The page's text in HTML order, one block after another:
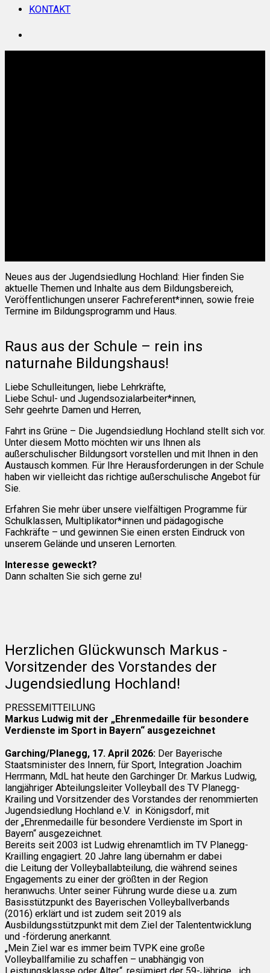
KONTAKT
Neues aus der Jugendsiedlung Hochland: Hier finden Sie
aktuelle Themen und Inhalte aus dem Bildungsbereich,
Veröffentlichungen unserer Fachreferent*innen, sowie freie
Termine im Bildungsprogramm und Haus.
Raus aus der Schule – rein ins
naturnahe Bildungshaus!
Liebe Schulleitungen, liebe Lehrkräfte,
Liebe Schul- und Jugendsozialarbeiter*innen,
Sehr geehrte Damen und Herren,
Fahrt ins Grüne – Die Jugendsiedlung Hochland stellt sich vor.
Unter diesem Motto möchten wir uns Ihnen als
außerschulischer Bildungsort vorstellen und mit Ihnen in den
Austausch kommen. Für Ihre Herausforderungen in der Schule
haben wir vielleicht das richtige außerschulische Angebot für
Sie.
Erfahren Sie mehr über unsere vielfältigen Programme für
Schulklassen, Multiplikator*innen und pädagogische
Fachkräfte – und gewinnen Sie einen ersten Eindruck von
unserem Gelände und unseren Lernorten.
Interesse geweckt?
Dann schalten Sie sich gerne zu!
Herzlichen Glückwunsch Markus -
Vorsitzender des Vorstandes der
Jugendsiedlung Hochland!
PRESSEMITTEILUNG
Markus Ludwig mit der „Ehrenmedaille für besondere
Verdienste im Sport in Bayern“ ausgezeichnet
Garching/Planegg, 17. April 2026: Der Bayerische
Staatsminister des Innern, für Sport, Integration Joachim
Herrmann, MdL hat heute den Garchinger Dr. Markus Ludwig,
langjähriger Abteilungsleiter Volleyball des TV Planegg-
Krailing und Vorsitzender des Vorstandes der renommierten
Jugendsiedlung Hochland e.V. in Königsdorf, mit
der „Ehrenmedaille für besondere Verdienste im Sport in
Bayern“ ausgezeichnet.
Bereits seit 2003 ist Ludwig ehrenamtlich im TV Planegg-
Krailling engagiert. 20 Jahre lang übernahm er dabei
die Leitung der Volleyballabteilung, die während seines
Engagements zu einer der größten in der Region
heranwuchs. Unter seiner Führung wurde diese u.a. zum
Basisstützpunkt des Bayerischen Volleyballverbands
(2016) erklärt und ist zudem seit 2019 als
Ausbildungsstützpunkt mit dem Ziel der Talententwicklung
und -förderung anerkannt.
„Mein Ziel war es immer beim TVPK eine große
Volleyballfamilie zu schaffen – unabhängig von